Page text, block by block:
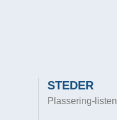
STEDER
Plassering-listen